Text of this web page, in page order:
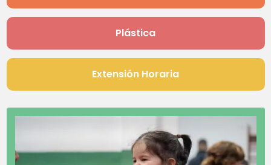
Plástica
Extensión Horaria